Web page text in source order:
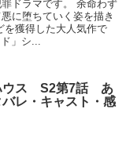
ドラマです。 余命わず
に堕ちていく姿を描き
を獲得した大人気作で
」シ...
ウス S2第7話 あ
レ・キャスト・感